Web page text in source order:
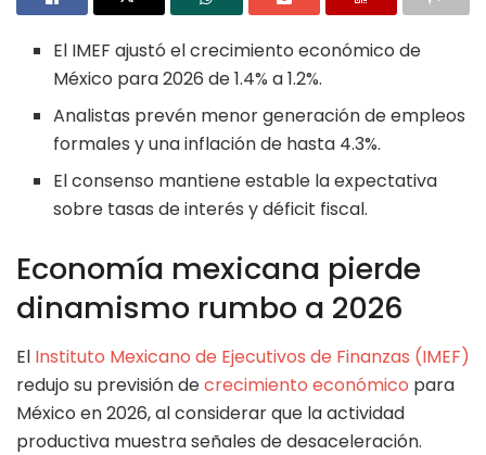
El IMEF ajustó el crecimiento económico de
México para 2026 de 1.4% a 1.2%.
Analistas prevén menor generación de empleos
formales y una inflación de hasta 4.3%.
El consenso mantiene estable la expectativa
sobre tasas de interés y déficit fiscal.
Economía mexicana pierde
dinamismo rumbo a 2026
El Instituto Mexicano de Ejecutivos de Finanzas (IMEF)
redujo su previsión decrecimiento económico para
México en 2026, al considerar que la actividad
productiva muestra señales de desaceleración.